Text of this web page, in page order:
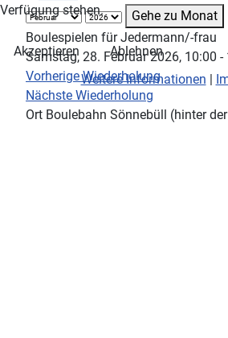
Gehe zu Monat
Boulespielen für Jedermann/-frau
Samstag, 28. Februar 2026, 10:00 -
Vorherige Wiederholung
Nächste Wiederholung
Ort Boulebahn Sönnebüll (hinter
Verfügung stehen.
Akzeptieren
Ablehnen
Weitere Informationen |